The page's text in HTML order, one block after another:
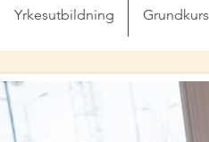
Yrkesutbildning Grundkurs